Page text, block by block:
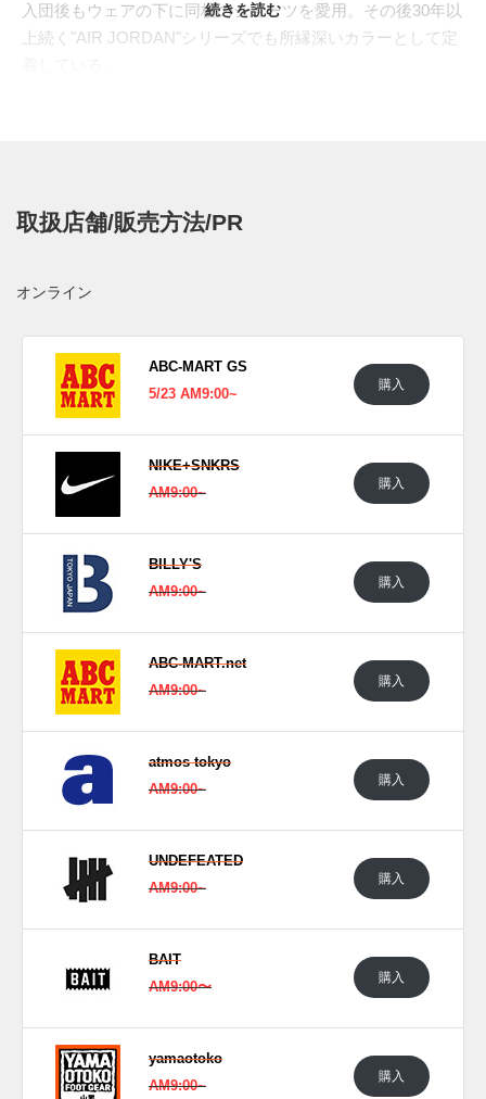
入団後もウェアの下に同校のショーツを愛用。その後30年以
上続く"AIR JORDAN"シリーズでも所縁深いカラーとして定
は"UNC"を彷彿させる淡いブルーを採用。シュータンにはPE
通称"マーチマッドネス"開幕に合わせてのリリースとなる。
海外では2020年3月7日より発売予定。価格は$190。
UPDATE
にて発売予定。価格は23,100円(税込)。 また新たな情報が入
り次第、スニーカーウォーズの
Facebook
などで報告
(pic. zsneakerheadz, upcycle.sneaks, fujiwarahiroshi, dsdan1)
続きを読む
取扱店舗/販売方法/PR
オンライン
ABC-MART GS
5/23 AM9:00~
購入
NIKE+SNKRS
AM9:00~
購入
BILLY'S
AM9:00~
購入
ABC-MART.net
AM9:00~
購入
atmos tokyo
AM9:00~
購入
UNDEFEATED
AM9:00~
購入
BAIT
AM9:00〜
購入
yamaotoko
AM9:00~
購入